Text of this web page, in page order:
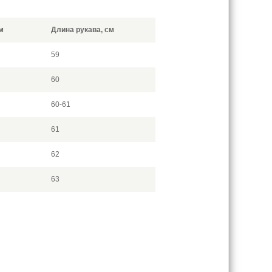
Длина рукава, см
59
60
60-61
61
62
63